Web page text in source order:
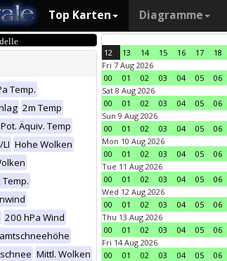
Top Karten Diagramme
Temp.
2m Temp
Äquiv. Temp
LI Hohe Wolken
200 hPa Wind
Mittl. Wolken
12 13 14 15 16 17 18
Fri 7 Aug 2026
00
01 02 03 04 05 06
Sat 8 Aug 2026
00
01 02 03 04 05 06
Sun 9 Aug 2026
00
01 02 03 04 05 06
Mon 10 Aug 2026
00
01 02 03 04 05 06
Tue 11 Aug 2026
00
01 02 03 04 05 06
Wed 12 Aug 2026
00
01 02 03 04 05 06
Thu 13 Aug 2026
00
01 02 03 04 05 06
Fri 14 Aug 2026
00
01 02 03 04 05 06